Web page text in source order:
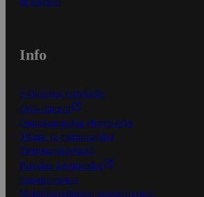
Info
S-Business yrityksille
Oiva-raportit
Osuuskauppojen yhteystiedot
Tilaus- ja toimitusehdot
Tietosuojakäytäntö
Palvelun käyttöehdot
Saavutettavuus
Mobiilisovelluksen saavutettavuus